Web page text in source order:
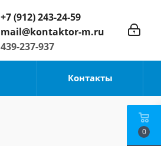
+7 (912) 243-24-59
mail@kontaktor-m.ru
439-237-937
Контакты
0